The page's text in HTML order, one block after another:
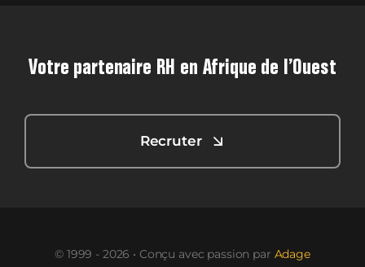
Votre partenaire RH en Afrique de l’Ouest
Recruter
© 1999 - 2026 • Conçu avec passion par Adage